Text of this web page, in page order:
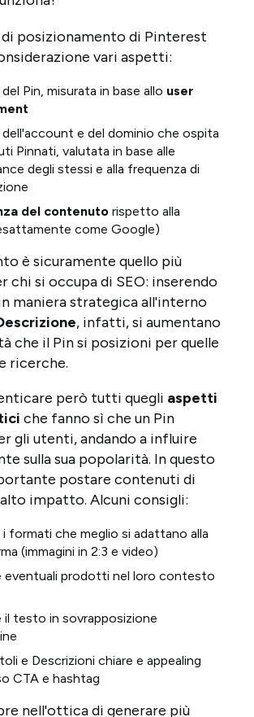
posizionamento di Pinterest
vari aspetti:
Pin, misurata in base allo user
dell'account e del dominio che ospita
Pinnati, valutata in base alle
degli stessi e alla frequenza di
del contenuto rispetto alla
come Google)
è sicuramente quello più
chi si occupa di SEO: inserendo
maniera strategica all'interno
, infatti, si aumentano
che il Pin si posizioni per quelle
ricerche.
però tutti quegli aspetti
che fanno sì che un Pin
gli utenti, andando a influire
sulla sua popolarità. In questo
postare contenuti di
impatto. Alcuni consigli:
i formati che meglio si adattano alla
(immagini in 2:3 e video)
eventuali prodotti nel loro contesto
testo in sovrapposizione
e Descrizioni chiare e appealing
CTA e hashtag
nell'ottica di generare più